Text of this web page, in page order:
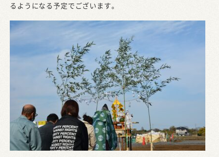
るようになる予定でございます。